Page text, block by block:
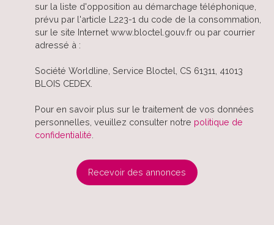
sur la liste d'opposition au démarchage téléphonique,
prévu par l'article L223-1 du code de la consommation,
sur le site Internet www.bloctel.gouv.fr ou par courrier
adressé à :
Société Worldline, Service Bloctel, CS 61311, 41013
BLOIS CEDEX.
Pour en savoir plus sur le traitement de vos données
personnelles, veuillez consulter notre politique de
confidentialité
Recevoir des annonces